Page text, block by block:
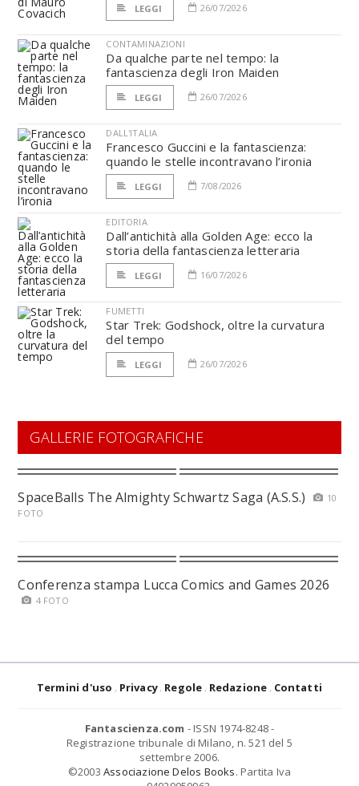
LEGGI 26/07/2026
CONTAMINAZIONI
Da qualche parte nel tempo: la
fantascienza degli Iron Maiden
LEGGI 26/07/2026
DALL'ITALIA
Francesco Guccini e la fantascienza:
quando le stelle incontravano l’ironia
LEGGI 7/08/2026
EDITORIA
Dall’antichità alla Golden Age: ecco la
storia della fantascienza letteraria
LEGGI 16/07/2026
FUMETTI
Star Trek: Godshock, oltre la curvatura
del tempo
LEGGI 26/07/2026
GALLERIE FOTOGRAFICHE
SpaceBalls The Almighty Schwartz Saga (A.S.S.)
10
FOTO
Conferenza stampa Lucca Comics and Games 2026
4 FOTO
Termini d'uso Privacy Regole Redazione Contatti
Fantascienza.com - ISSN 1974-8248 -
Registrazione tribunale di Milano, n. 521 del 5
settembre 2006.
©2003 Associazione Delos Books. Partita Iva